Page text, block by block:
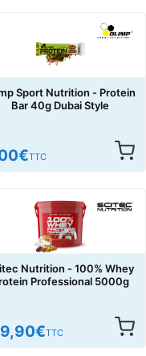
Sport Nutrition - Protein
Bar 40g Dubai Style
€TTC
Nutrition - 100% Whey
Professional 5000g
€TTC